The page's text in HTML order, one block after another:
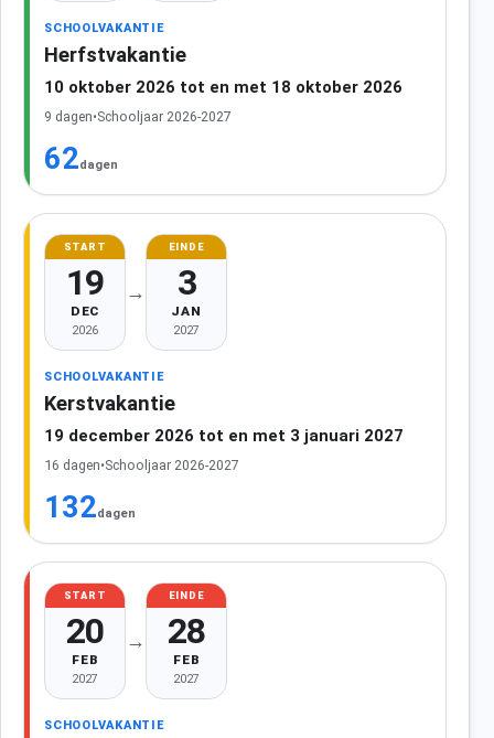
SCHOOLVAKANTIE
Herfstvakantie
10 oktober 2026 tot en met 18 oktober 2026
9 dagen•Schooljaar 2026-2027
62dagen
START
19
DEC
2026
→
EINDE
3
JAN
2027
SCHOOLVAKANTIE
Kerstvakantie
19 december 2026 tot en met 3 januari 2027
16 dagen•Schooljaar 2026-2027
132dagen
START
20
FEB
2027
→
EINDE
28
FEB
2027
SCHOOLVAKANTIE